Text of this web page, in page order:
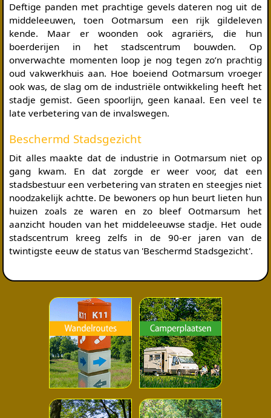
Deftige panden met prachtige gevels dateren nog uit de
middeleeuwen, toen Ootmarsum een rijk gildeleven
kende. Maar er woonden ook agrariërs, die hun
boerderijen in het stadscentrum bouwden. Op
onverwachte momenten loop je nog tegen zo’n prachtig
oud vakwerkhuis aan. Hoe boeiend Ootmarsum vroeger
ook was, de slag om de industriële ontwikkeling heeft het
stadje gemist. Geen spoorlijn, geen kanaal. Een veel te
late verbetering van de invalswegen.
Beschermd Stadsgezicht
Dit alles maakte dat de industrie in Ootmarsum niet op
gang kwam. En dat zorgde er weer voor, dat een
stadsbestuur een verbetering van straten en steegjes niet
noodzakelijk achtte. De bewoners op hun beurt lieten hun
huizen zoals ze waren en zo bleef Ootmarsum het
aanzicht houden van het middeleeuwse stadje. Het oude
stadscentrum kreeg zelfs in de 90-er jaren van de
twintigste eeuw de status van 'Beschermd Stadsgezicht'.